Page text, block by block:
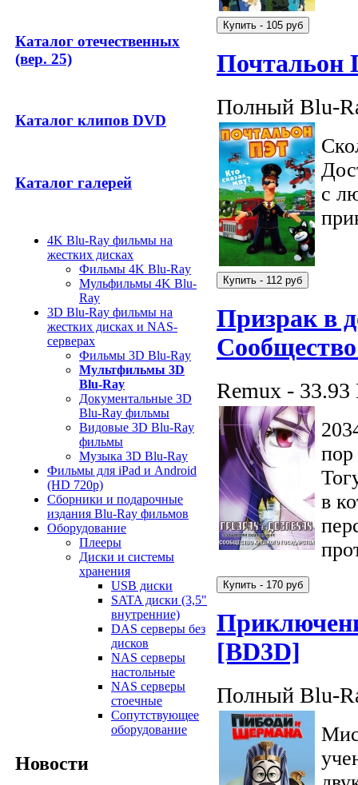
Каталог отечественных
(вер. 25)
Каталог клипов DVD
Каталог галерей
4K Blu-Ray фильмы на
жестких дисках
Фильмы 4K Blu-Ray
Мульфильмы 4K Blu-
Ray
3D Blu-Ray фильмы на
жестких дисках и NAS-
серверах
Фильмы 3D Blu-Ray
Мультфильмы 3D
Blu-Ray
Документальные 3D
Blu-Ray фильмы
Видовые 3D Blu-Ray
фильмы
Музыка 3D Blu-Ray
Фильмы для iPad и Android
(HD 720p)
Сборники и подарочные
издания Blu-Ray фильмов
Оборудование
Плееры
Диски и системы
хранения
USB диски
SATA диски (3,5"
внутренние)
DAS серверы без
дисков
NAS серверы
настольные
NAS серверы
стоечные
Сопутствующее
оборудование
Новости
Почтальон
Полный Blu-
с
Призрак в
Remux - 33.93
пор
в
[BD3D]
Полный Blu-